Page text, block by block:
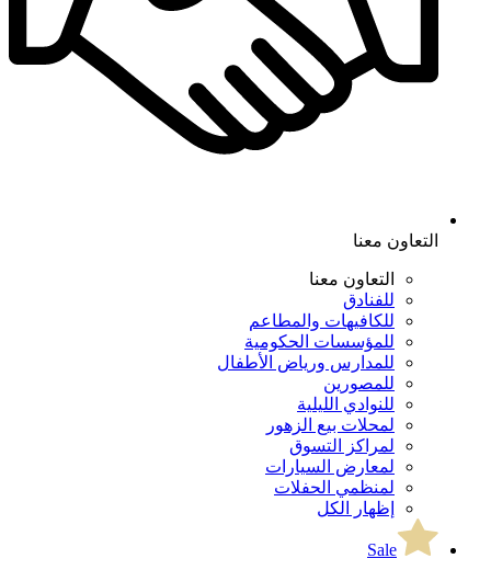
التعاون معنا
التعاون معنا
للفنادق
للكافيهات والمطاعم
للمؤسسات الحكومية
للمدارس ورياض الأطفال
للمصورين
للنوادي الليلية
لمحلات بيع الزهور
لمراكز التسوق
لمعارض السيارات
لمنظمي الحفلات
إظهار الكل
Sale